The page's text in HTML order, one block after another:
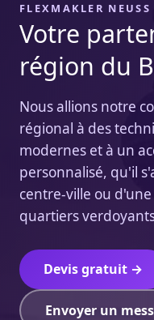
FLEXMAKLER NEUSS
Votre
région du
Nous allions notre
régional à des
modernes et à un
personnalisé, qu'il
centre-ville ou
quartiers
Devis gratuit →
Envoyer un